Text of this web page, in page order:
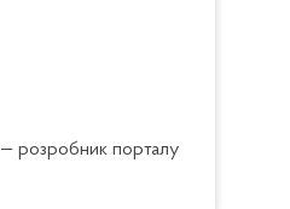
— розробник порталу